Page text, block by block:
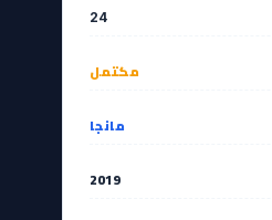
24
مكتمل
مانجا
2019